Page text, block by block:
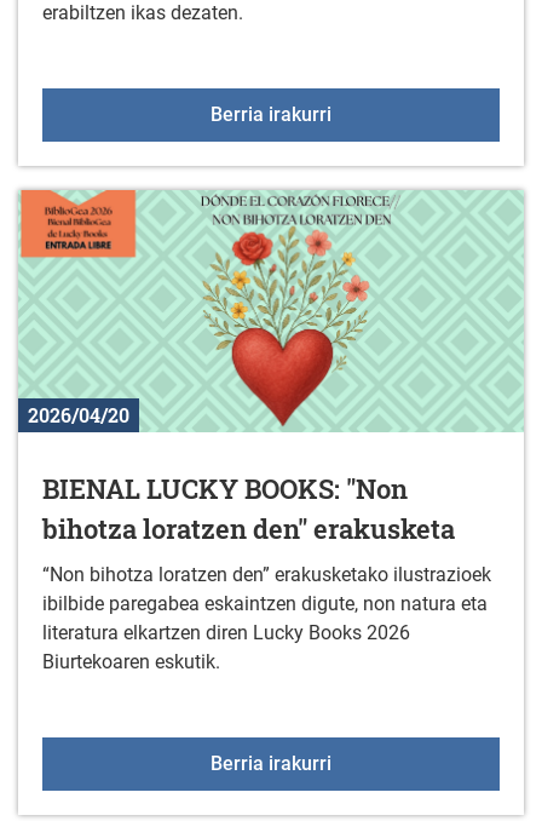
erabiltzen ikas dezaten.
Berria irakurri
2026/04/20
BIENAL LUCKY BOOKS: "Non
bihotza loratzen den" erakusketa
“Non bihotza loratzen den” erakusketako ilustrazioek
ibilbide paregabea eskaintzen digute, non natura eta
literatura elkartzen diren Lucky Books 2026
Biurtekoaren eskutik.
Berria irakurri